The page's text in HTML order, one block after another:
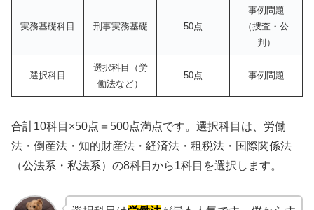
実務基礎科目 刑事実務基礎 50点
事例問題
（捜査・公
判）
選択科目
選択科目（労
働法など）
50点 事例問題
合計10科目×50点＝500点満点です。選択科目は、労働
法・倒産法・知的財産法・経済法・租税法・国際関係法
（公法系・私法系）の8科目から1科目を選択します。